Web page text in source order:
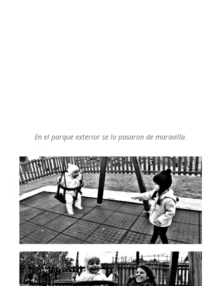
En el parque exterior se lo pasaron de maravilla.